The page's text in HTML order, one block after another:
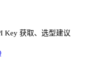
Key 获取、选型建议